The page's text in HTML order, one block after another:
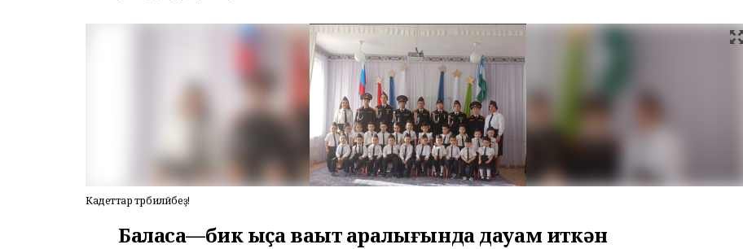
Кадеттар тәрбиәләйбеҙ!
Баласаҡ—бик ҡыҫҡа ваҡыт аралығында дауам иткән